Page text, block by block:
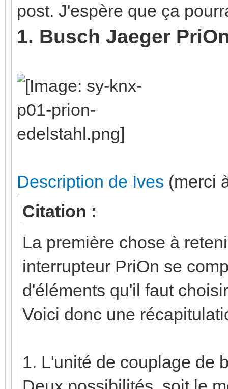
post. J'espère que ça
1. Busch Jaeger
Description de Ives (merci
Citation :
La première chose à
interrupteur PriOn se
d'éléments qu'il faut
Voici donc une
1. L'unité de couplage de